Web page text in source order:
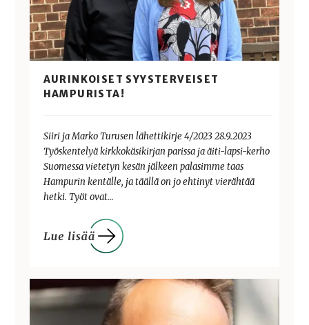
AURINKOISET SYYSTERVEISET
HAMPURISTA!
Siiri ja Marko Turusen lähettikirje 4/2023 28.9.2023
Työskentelyä kirkkokäsikirjan parissa ja äiti-lapsi-kerho
Suomessa vietetyn kesän jälkeen palasimme taas
Hampurin kentälle, ja täällä on jo ehtinyt vierähtää
hetki. Työt ovat…